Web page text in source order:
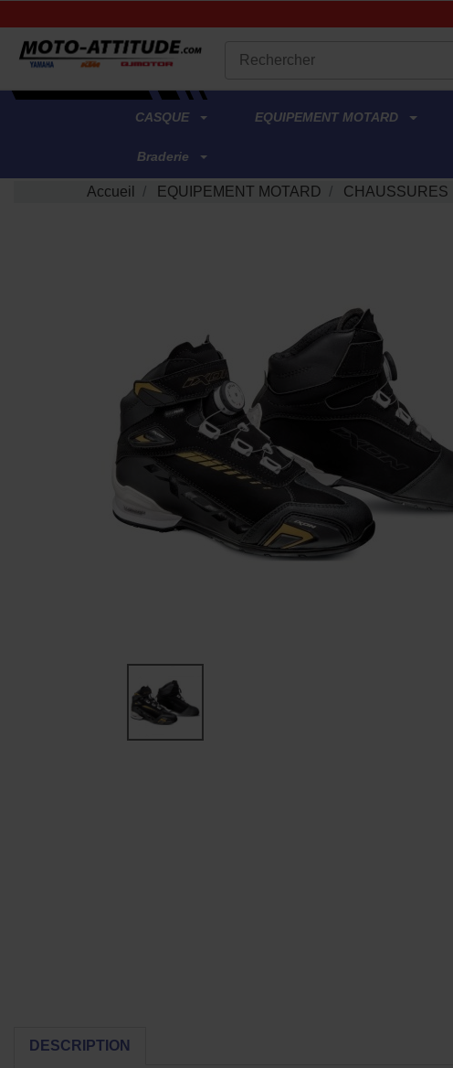
.
CASQUE EQUIPEMENT MOTARD
Braderie
Accueil EQUIPEMENT MOTARD CHAUSSURES
DESCRIPTION